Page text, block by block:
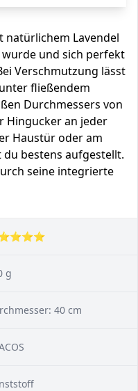
natürlichem Lavendel
und sich perfekt
Verschmutzung lässt
fließendem
Durchmessers von
Hingucker an jeder
Haustür oder am
du bestens aufgestellt.
seine integrierte
g
40 cm